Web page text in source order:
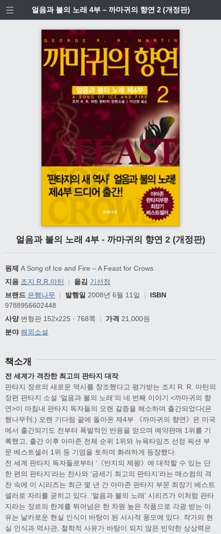
얼음과 불의 노래 4부 – 까마귀의 향연 2 (개정판)
얼음과 불의 노래 4부 - 까마귀의 향연 2 (개정판)
원제 A Song of Ice and Fire – A Feast for Crows
지음 조지 R.R.마틴 | 옮김 기선정
브랜드 은행나무 | 발행일 2008년 6월 11일 |
ISBN
9788956602448
사양변형판 152x225 · 768쪽 | 가격 21,000원
분야 해외소설
책소개
전 세계가 격찬한 최고의 판타지 대작
판타지 장르의 새로운 역사를 창조했다고 평가받는 조지 R. R. 마틴의
장편 판타지 소설 ‘얼음과 불의 노래’의 네 번째 이야기 <까마귀의 향
연>이 마침내 판타지 독자들의 오랜 갈증을 해소하며 출간되었다(은
행나무刊.) 오랜 기다림 끝에 돌아온 제4부 《까마귀의 향연》은 미국
에서 출간되기도 전부터 폭발적인 반응을 얻으며 예약판매 1위를 기
록했고, 출간 이후 아마존 전체 순위 1위와 뉴욕타임즈 선정 픽션 부
문 베스트셀러 1위 등 기염을 토하며 화려하게 등장했다.
전 세계 판타지 독자들로부터 ‘《반지의 제왕》에 대적할 수 있는 단
한 편의 판타지’라는 찬사와 ‘금세기 최고의 판타지’라는 매스컴의 격
찬 속에 이 시리즈는 최근 몇 년 간 아마존 판타지 부문 최장기 베스트
셀러로 자리를 굳히고 있다. ‘얼음과 불의 노래’ 시리즈가 이처럼 판타
지라는 장르의 한계를 뛰어넘은 한 차원 높은 작품으로 각광 받는 이
유는 날카로운 현실 인식이 바탕이 된 서사적 풍모에 있다. 작가의 현
실 인식과 역사관, 철학적 사유가 바탕이 되지 않은 빈약한 상상력은